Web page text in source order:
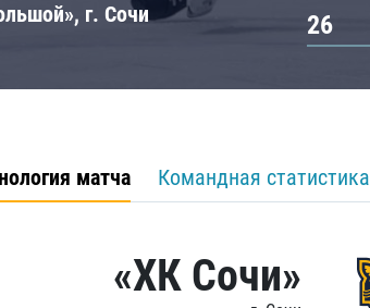
г. Сочи 26
матча Командная статистика
«ХК Сочи»